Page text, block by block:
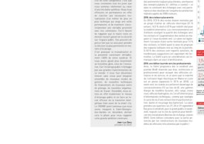
lumineux
depuis
1925